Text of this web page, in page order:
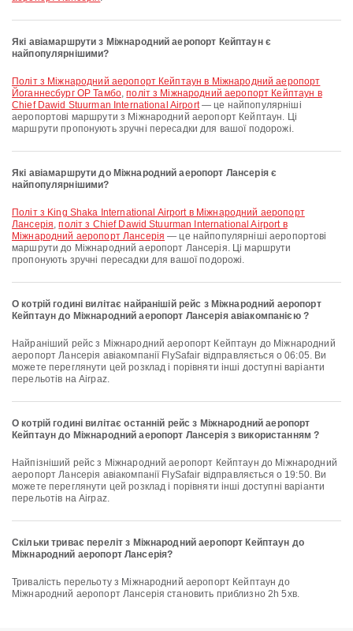
Які авіамаршрути з Міжнародний аеропорт Кейптаун є
найпопулярнішими?
політ з Міжнародний аеропорт Кейптаун в Міжнародний аеропорт
Йоганнесбург ОР Тамбо,політ з Міжнародний аеропорт Кейптаун в
Chief Dawid Stuurman International Airport— це найпопулярніші
аеропортові маршрути з Міжнародний аеропорт Кейптаун. Ці
маршрути пропонують зручні пересадки для вашої подорожі.
Які авіамаршрути до Міжнародний аеропорт Лансерія є
найпопулярнішими?
політ з King Shaka International Airport в Міжнародний аеропорт
Лансерія,політ з Chief Dawid Stuurman International Airport в
Міжнародний аеропорт Лансерія — це найпопулярніші аеропортові
маршрути до Міжнародний аеропорт Лансерія. Ці маршрути
пропонують зручні пересадки для вашої подорожі.
О котрій годині вилітає найранішій рейс з Міжнародний аеропорт
Кейптаун до Міжнародний аеропорт Лансерія авіакомпанією ?
Найраніший рейс з Міжнародний аеропорт Кейптаун до Міжнародний
аеропорт Лансерія авіакомпанії FlySafair відправляється о 06:05. Ви
можете переглянути цей розклад і порівняти інші доступні варіанти
перельотів на Airpaz.
О котрій годині вилітає останній рейс з Міжнародний аеропорт
Кейптаун до Міжнародний аеропорт Лансерія з використанням ?
Найпізніший рейс з Міжнародний аеропорт Кейптаун до Міжнародний
аеропорт Лансерія авіакомпанії FlySafair відправляється о 19:50. Ви
можете переглянути цей розклад і порівняти інші доступні варіанти
перельотів на Airpaz.
Скільки триває переліт з Міжнародний аеропорт Кейптаун до
Міжнародний аеропорт Лансерія?
Тривалість перельоту з Міжнародний аеропорт Кейптаун до
Міжнародний аеропорт Лансерія становить приблизно 2h 5хв.